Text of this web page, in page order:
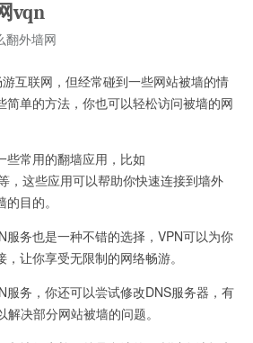
vqn
翻外墙网
联网，但经常碰到一些网站被墙的情
简单的方法，你也可以轻松访问被墙的网
常用的翻墙应用，比如
，这些应用可以帮助你快速连接到墙外
目的。
务也是一种不错的选择，VPN可以为你
让你享受无限制的网络畅游。
务，你还可以尝试修改DNS服务器，有
决部分网站被墙的问题。